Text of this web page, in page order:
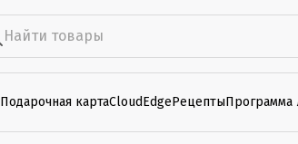
Подарочная картаCloudEdgeРецептыПрограмма